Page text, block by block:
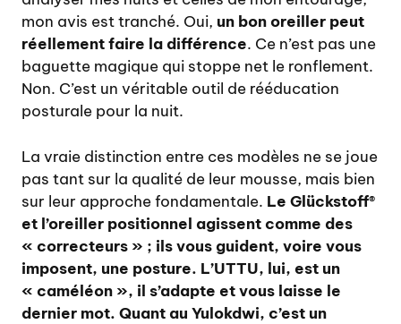
mon avis est tranché. Oui, un bon oreiller peut
réellement faire la différence. Ce n’est pas une
baguette magique qui stoppe net le ronflement.
Non. C’est un véritable outil de rééducation
posturale pour la nuit.
La vraie distinction entre ces modèles ne se joue
pas tant sur la qualité de leur mousse, mais bien
sur leur approche fondamentale. Le Glückstoff®
et l’oreiller positionnel agissent comme des
« correcteurs » ; ils vous guident, voire vous
imposent, une posture. L’UTTU, lui, est un
« caméléon », il s’adapte et vous laisse le
dernier mot. Quant au Yulokdwi, c’est un